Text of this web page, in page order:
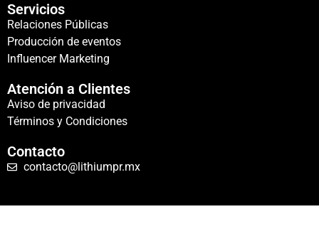
Servicios
Relaciones Públicas
Producción de eventos
Influencer Marketing
Atención a Clientes
Aviso de privacidad
Términos y Condiciones
Contacto
contacto@lithiumpr.mx